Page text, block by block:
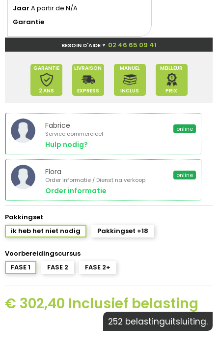
Jaar A partir de N/A
Garantie
BESOIN D'AIDE ? 02 46 65 09 41
GARANTIE
2 ANS
LIVRAISON
EXPRESS
MANUEL
INCLUS
MEILLEUR
PRIX
Fabrice
Service commercieel
Hulp nodig?
online
Flora
Order informatie / Dienst na verkoop
Order informatie
online
Pakkingset
ik heb het niet nodig
Pakkingset +18
Voorbereidingscursus
FASE 1
FASE 2 FASE 2+
€ 302,40 Inclusief belasting
252 belastinguitsluiting.